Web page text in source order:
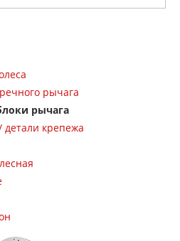
рычага
рычага
детали крепежа